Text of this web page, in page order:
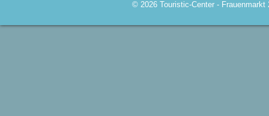
© 2026 Touristic-Center -